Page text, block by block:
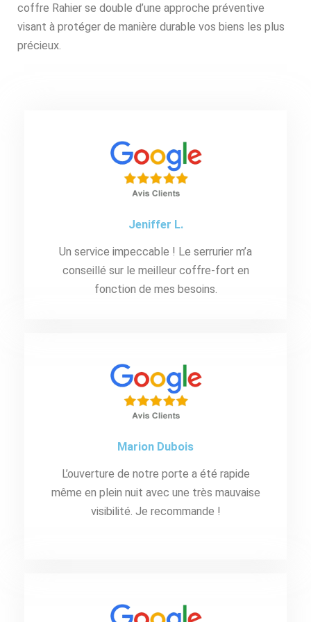
coffre Rahier se double d’une approche préventive
visant à protéger de manière durable vos biens les plus
précieux.
Jeniffer L.
Un service impeccable ! Le serrurier m’a
conseillé sur le meilleur coffre-fort en
fonction de mes besoins.
Marion Dubois
L’ouverture de notre porte a été rapide
même en plein nuit avec une très mauvaise
visibilité. Je recommande !